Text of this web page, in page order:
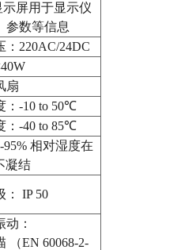
屏用于显示仪
参数等信息
220AC/24DC
扇
-10 to 50℃
-40 to 85℃
95% 相对湿度在
凝结
： IP 50
动：
（EN 60068-2-